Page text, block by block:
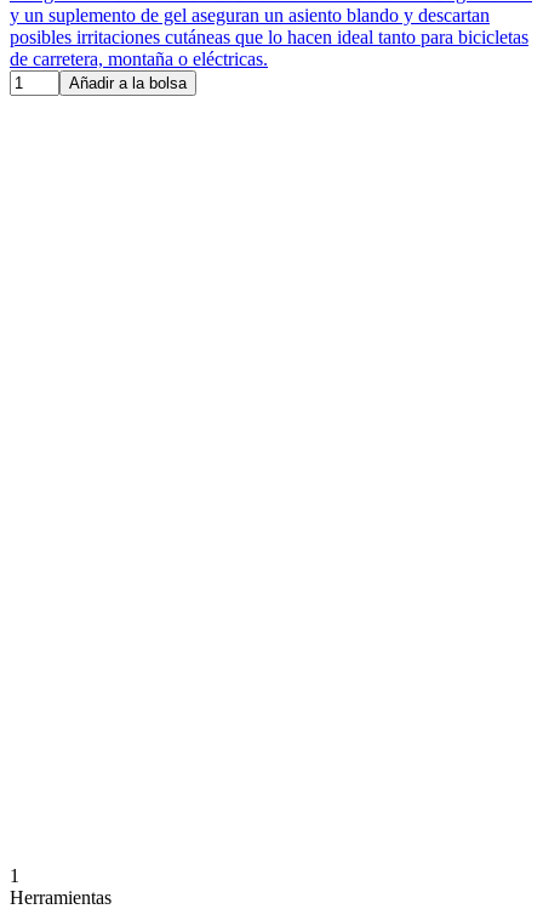
y un suplemento de gel aseguran un asiento blando y descartan
posibles irritaciones cutáneas que lo hacen ideal tanto para bicicletas
de carretera, montaña o eléctricas.
Añadir a la bolsa
1
Herramientas